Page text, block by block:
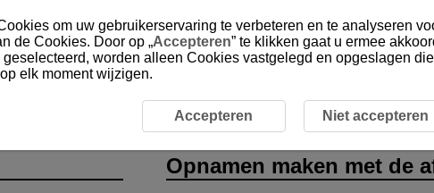
Opnamen maken met de afstandsbediening
Opnamen maken met de
om uw gebruikerservaring te verbeteren en te analyseren
de Cookies. Door op „Accepteren” te klikken gaat u ermee
geselecteerd, worden alleen Cookies vastgelegd en opgeslagen
elk moment wijzigen.
Accepteren Niet accepteren